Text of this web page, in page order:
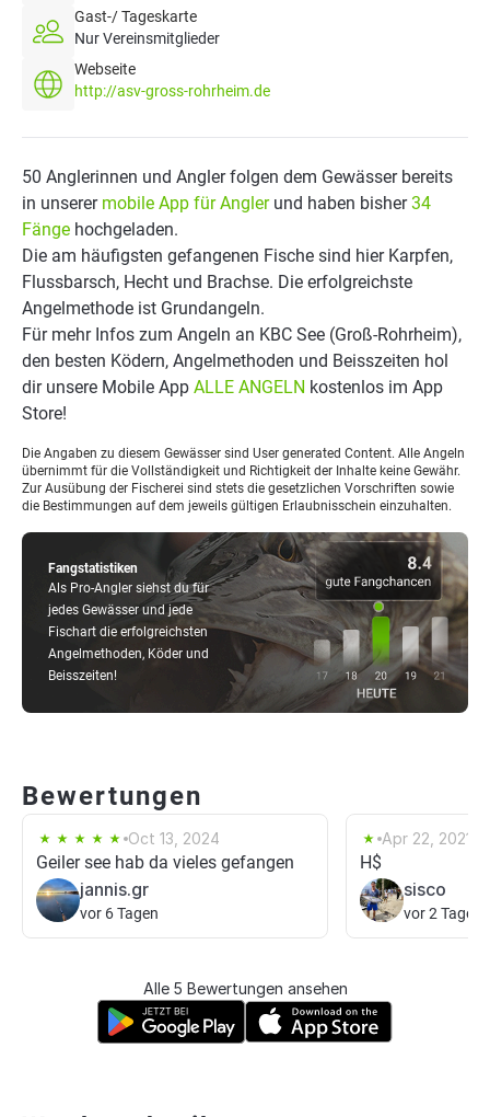
Gast-/ Tageskarte
Nur Vereinsmitglieder
Webseite
http://asv-gross-rohrheim.de
Fangstatistiken
Als Pro-Angler siehst du für
jedes Gewässer und jede
Fischart die erfolgreichsten
Angelmethoden, Köder und
Beisszeiten!
50 Anglerinnen und Angler folgen dem Gewässer bereits
in unserer mobile App für Anglerund haben bisher34
Fänge hochgeladen.
Die am häufigsten gefangenen Fische sind hier Karpfen,
Flussbarsch, Hecht und Brachse. Die erfolgreichste
Angelmethode ist Grundangeln.
Für mehr Infos zum Angeln an KBC See (Groß-Rohrheim),
den besten Ködern, Angelmethoden und Beisszeiten hol
dir unsere Mobile App ALLE ANGELN kostenlos im App
Store!
Die Angaben zu diesem Gewässer sind User generated Content. Alle Angeln
übernimmt für die Vollständigkeit und Richtigkeit der Inhalte keine Gewähr.
Zur Ausübung der Fischerei sind stets die gesetzlichen Vorschriften sowie
die Bestimmungen auf dem jeweils gültigen Erlaubnisschein einzuhalten.
Bewertungen
Oct 13, 2024
Geiler see hab da vieles gefangen
jannis.gr
vor 6 Tagen
Apr 22, 2021
H$
sisco
vor 2 Tagen
Alle 5 Bewertungen ansehen